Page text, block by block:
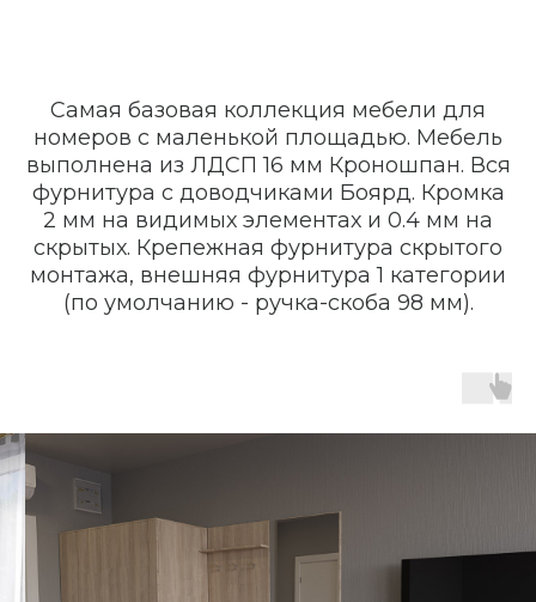
Самая базовая коллекция мебели для
номеров с маленькой площадью. Мебель
выполнена из ЛДСП 16 мм Кроношпан. Вся
фурнитура с доводчиками Боярд. Кромка
2 мм на видимых элементах и 0.4 мм на
скрытых. Крепежная фурнитура скрытого
монтажа, внешняя фурнитура 1 категории
(по умолчанию - ручка-скоба 98 мм).